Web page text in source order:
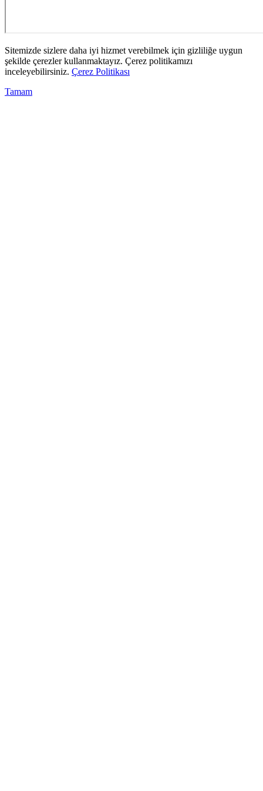
Sitemizde sizlere daha iyi hizmet verebilmek için gizliliğe uygun
şekilde çerezler kullanmaktayız. Çerez politikamızı
inceleyebilirsiniz. Çerez Politikası
Tamam